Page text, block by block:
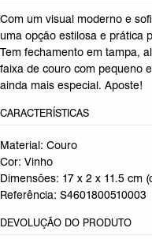
Com um visual moderno e
uma opção estilosa e prática
Tem fechamento em tampa,
faixa de couro com pequeno
ainda mais especial. Aposte!
CARACTERÍSTICAS
Material: Couro
Cor: Vinho
Dimensões: 17 x 2 x 11.5 cm
Referência: S4601800510003
DEVOLUÇÃO DO PRODUTO